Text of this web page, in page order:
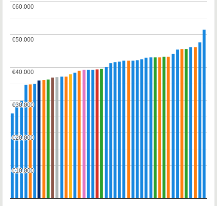
€10.000
€10.000
€20.000
€20.000
€30.000
€30.000
€40.000
€40.000
€50.000
€50.000
€60.000
€60.000